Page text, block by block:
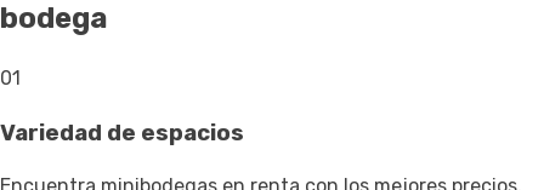
bodega
01
Variedad de espacios